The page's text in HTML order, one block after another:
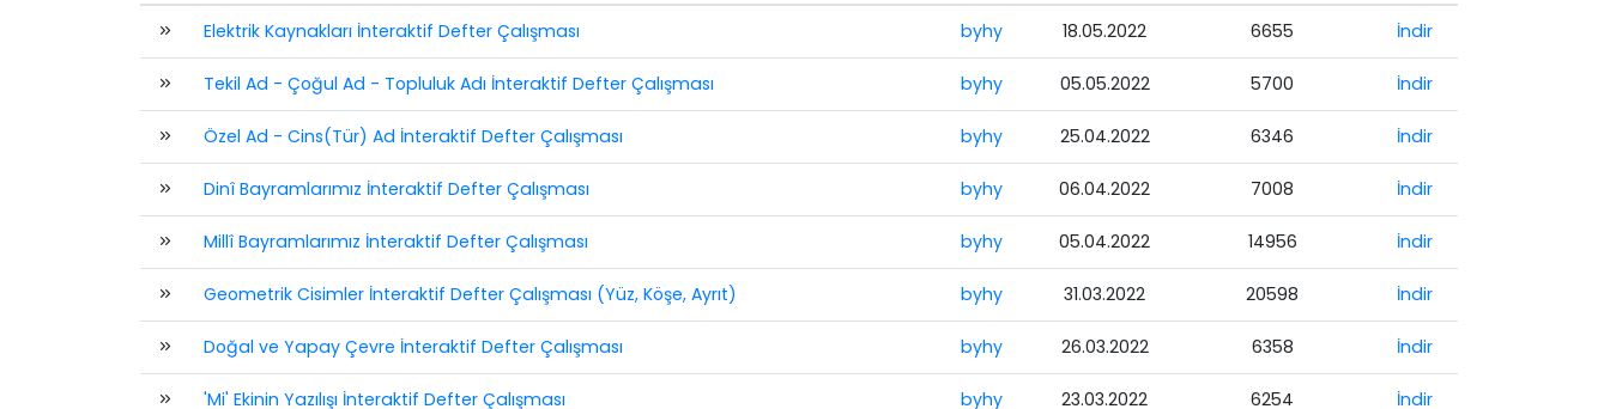
Elektrik Kaynakları İnteraktif Defter Çalışması byhy 18.05.2022 6655 İndir
Tekil Ad - Çoğul Ad - Topluluk Adı İnteraktif Defter Çalışması byhy 05.05.2022 5700 İndir
Özel Ad - Cins(Tür) Ad İnteraktif Defter Çalışması byhy 25.04.2022 6346 İndir
Dinî Bayramlarımız İnteraktif Defter Çalışması byhy 06.04.2022 7008 İndir
Millî Bayramlarımız İnteraktif Defter Çalışması byhy 05.04.2022 14956 İndir
Geometrik Cisimler İnteraktif Defter Çalışması (Yüz, Köşe, Ayrıt) byhy 31.03.2022 20598 İndir
Doğal ve Yapay Çevre İnteraktif Defter Çalışması byhy 26.03.2022 6358 İndir
'Mi' Ekinin Yazılışı İnteraktif Defter Çalışması byhy 23.03.2022 6254 İndir